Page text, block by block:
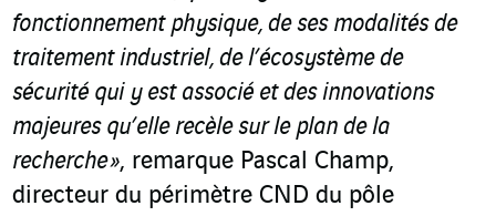
fonctionnement physique, de ses modalités de
traitement industriel, de l’écosystème de
sécurité qui y est associé et des innovations
majeures qu’elle recèle sur le plan de la
recherche », remarque Pascal Champ,
directeur du périmètre CND du pôle